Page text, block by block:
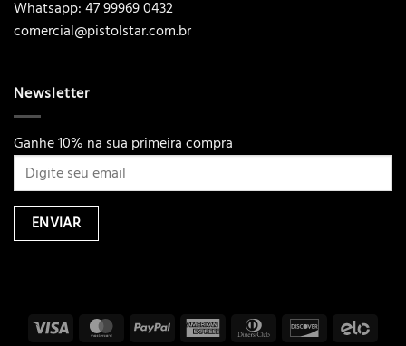
Whatsapp: 47 99969 0432
comercial@pistolstar.com.br
Newsletter
Ganhe 10% na sua primeira compra